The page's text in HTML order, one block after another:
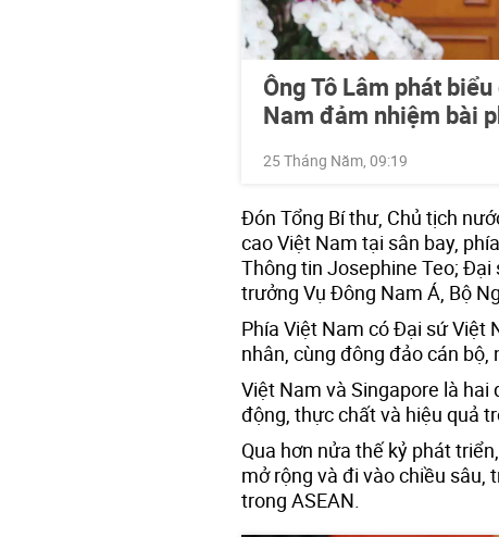
Ông Tô Lâm phát
Nam đảm nhiệm bài
25 Tháng Năm, 09:19
Đón Tổng Bí thư, Chủ tịch
cao Việt Nam tại sân bay,
Thông tin Josephine Teo; Đại
trưởng Vụ Đông Nam Á, Bộ
Phía Việt Nam có Đại sứ Việt
nhân, cùng đông đảo cán
Việt Nam và Singapore là hai
động, thực chất và hiệu quả
Qua hơn nửa thế kỷ phát
mở rộng và đi vào chiều sâu,
trong ASEAN.